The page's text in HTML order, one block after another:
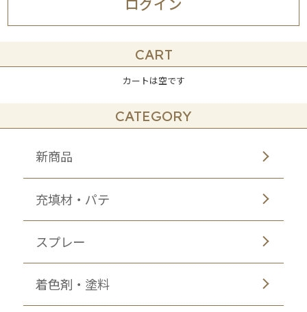
ログイン
CART
カートは空です
CATEGORY
新商品
充填材・パテ
スプレー
着色剤・塗料